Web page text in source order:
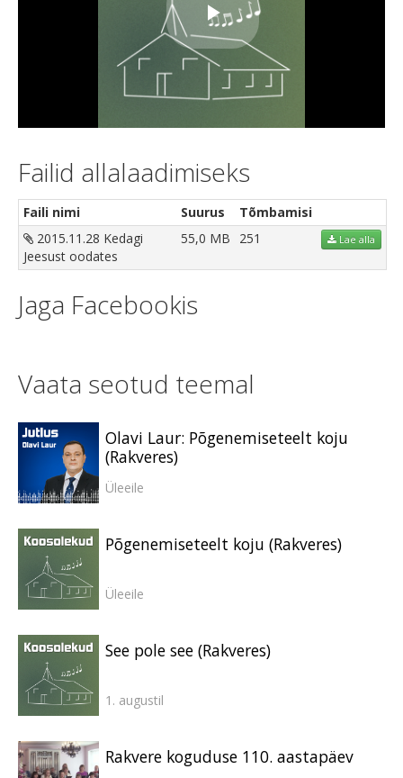
Play
Video
Failid allalaadimiseks
Faili nimi Suurus
Tõmbamisi
2015.11.28 Kedagi
Jeesust oodates
55,0 MB 251 Lae alla
Jaga Facebookis
Vaata seotud teemal
Olavi Laur: Põgenemiseteelt koju
(Rakveres)
Üleeile
Põgenemiseteelt koju (Rakveres)
Üleeile
See pole see (Rakveres)
1. augustil
Rakvere koguduse 110. aastapäev